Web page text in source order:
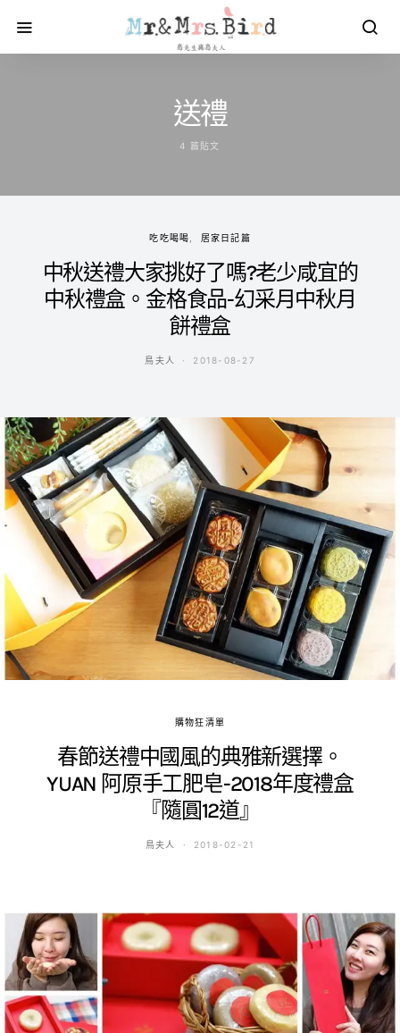
送禮
4 篇貼文
吃吃喝喝 居家日記篇
中秋送禮大家挑好了嗎?老少咸宜的
中秋禮盒。金格食品-幻采月中秋月
餅禮盒
鳥夫人 2018-08-27
購物狂清單
春節送禮中國風的典雅新選擇。
YUAN 阿原手工肥皂-2018年度禮盒
『隨圓12道』
鳥夫人 2018-02-21